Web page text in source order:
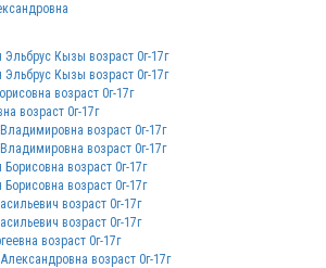
Кызы возраст 0г-17г
Кызы возраст 0г-17г
возраст 0г-17г
возраст 0г-17г
возраст 0г-17г
возраст 0г-17г
возраст 0г-17г
возраст 0г-17г
возраст 0г-17г
возраст 0г-17г
возраст 0г-17г
возраст 0г-17г